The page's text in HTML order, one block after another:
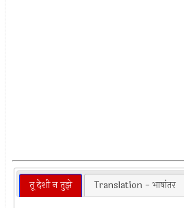
तू देशी न तुझे Translation - भाषांतर